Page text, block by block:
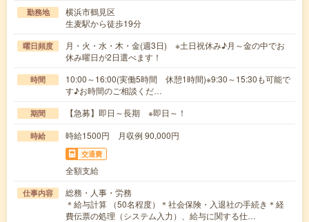
勤務地
横浜市鶴見区
生麦駅から徒歩19分
曜日頻度
月・火・水・木・金(週3日) ※土日祝休み♪月～金の中でお
休み曜日が2日選べます！
時間
10:00～16:00(実働5時間 休憩1時間)※9:30～15:30も可能で
す♪お時間のご相談くだ…
期間 【急募】即日～長期 ※即日～！
時給 時給1500円 月収例 90,000円
交通費
全額支給
仕事内容
総務・人事・労務
＊給与計算 （50名程度）＊社会保険・入退社の手続き＊経
費伝票の処理（システム入力）、給与に関する仕…